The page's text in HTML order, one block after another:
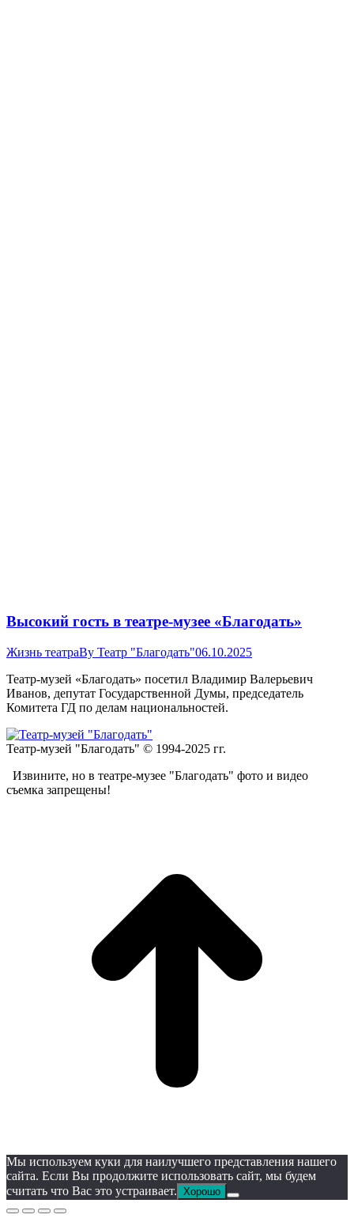
Высокий гость в театре-музее «Благодать»
Жизнь театраBy Театр "Благодать"06.10.2025
Театр-музей «Благодать» посетил Владимир Валерьевич
Иванов, депутат Государственной Думы, председатель
Комитета ГД по делам национальностей.
Театр-музей "Благодать" © 1994-2025 гг.
Извините, но в театре-музее "Благодать" фото и видео
съемка запрещены!
Мы используем куки для наилучшего представления нашего
сайта. Если Вы продолжите использовать сайт, мы будем
считать что Вас это устраивает. Хорошо